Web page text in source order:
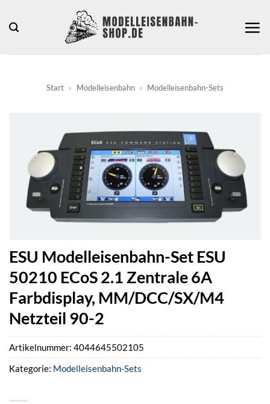
Inhalt
Start » Modelleisenbahn » Modelleisenbahn-Sets
ESU Modelleisenbahn-Set ESU
50210 ECoS 2.1 Zentrale 6A
Farbdisplay, MM/DCC/SX/M4
Netzteil 90-2
Artikelnummer: 4044645502105
Kategorie: Modelleisenbahn-Sets